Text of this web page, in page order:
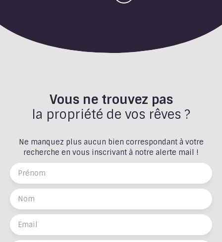
Vous ne trouvez pas
la propriété de vos rêves ?
Ne manquez plus aucun bien correspondant à votre
recherche en vous inscrivant à notre alerte mail !
Prénom
Nom
Email